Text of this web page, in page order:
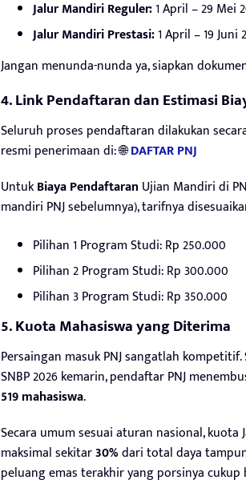
Jalur Mandiri Reguler:1 April – 29 Mei
Jalur Mandiri Prestasi:1 April – 19 Juni
Jangan menunda-nunda ya, siapkan
4. Link Pendaftaran dan Estimasi
Seluruh proses pendaftaran dilakukan
resmi penerimaan di: 🌐DAFTAR PNJ
UntukBiaya Pendaftaran Ujian Mandiri di
mandiri PNJ sebelumnya), tarifnya
Pilihan 1 Program Studi: Rp 250.000
Pilihan 2 Program Studi: Rp 300.000
Pilihan 3 Program Studi: Rp 350.000
5. Kuota Mahasiswa yang Diterima
Persaingan masuk PNJ sangatlah
SNBP 2026 kemarin, pendaftar PNJ
519 mahasiswa.
Secara umum sesuai aturan nasional,
maksimal sekitar30%dari total daya
peluang emas terakhir yang porsinya